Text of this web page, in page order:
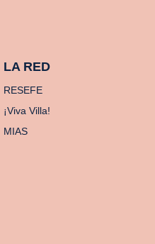
LA RED
RESEFE
¡Viva Villa!
MIAS